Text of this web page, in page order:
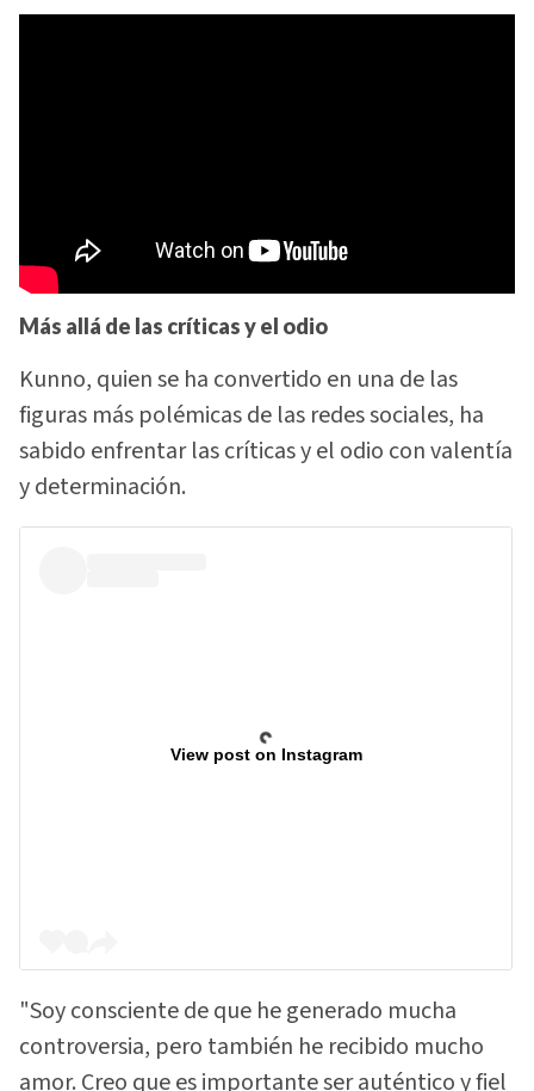
Más allá de las críticas y el odio
Kunno, quien se ha convertido en una de las
figuras más polémicas de las redes sociales, ha
sabido enfrentar las críticas y el odio con valentía
y determinación.
View post on Instagram
"Soy consciente de que he generado mucha
controversia, pero también he recibido mucho
amor. Creo que es importante ser auténtico y fiel